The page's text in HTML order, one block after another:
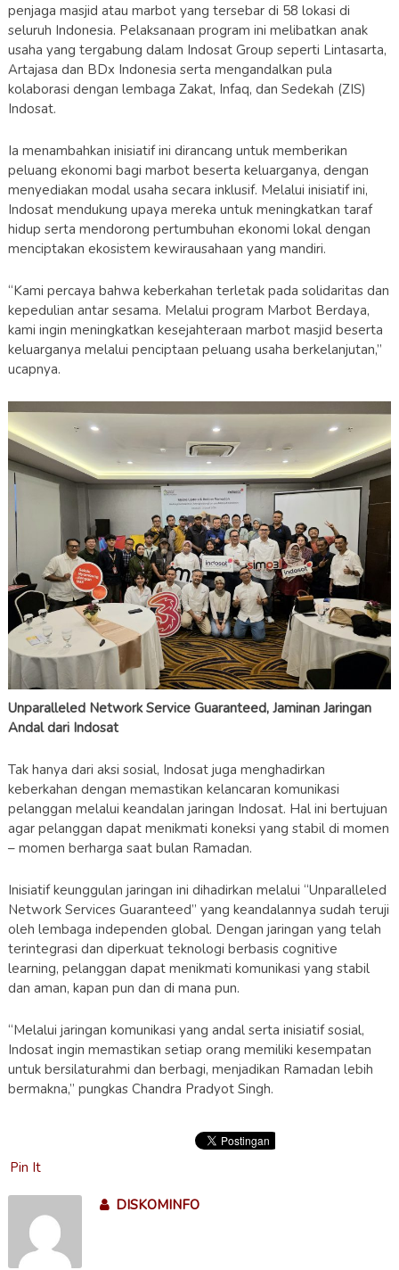
penjaga masjid atau marbot yang tersebar di 58 lokasi di
seluruh Indonesia. Pelaksanaan program ini melibatkan anak
usaha yang tergabung dalam Indosat Group seperti Lintasarta,
Artajasa dan BDx Indonesia serta mengandalkan pula
kolaborasi dengan lembaga Zakat, Infaq, dan Sedekah (ZIS)
Indosat.
Ia menambahkan inisiatif ini dirancang untuk memberikan
peluang ekonomi bagi marbot beserta keluarganya, dengan
menyediakan modal usaha secara inklusif. Melalui inisiatif ini,
Indosat mendukung upaya mereka untuk meningkatkan taraf
hidup serta mendorong pertumbuhan ekonomi lokal dengan
menciptakan ekosistem kewirausahaan yang mandiri.
“Kami percaya bahwa keberkahan terletak pada solidaritas dan
kepedulian antar sesama. Melalui program Marbot Berdaya,
kami ingin meningkatkan kesejahteraan marbot masjid beserta
keluarganya melalui penciptaan peluang usaha berkelanjutan,”
ucapnya.
Unparalleled Network Service Guaranteed, Jaminan Jaringan
Andal dari Indosat
Tak hanya dari aksi sosial, Indosat juga menghadirkan
keberkahan dengan memastikan kelancaran komunikasi
pelanggan melalui keandalan jaringan Indosat. Hal ini bertujuan
agar pelanggan dapat menikmati koneksi yang stabil di momen
– momen berharga saat bulan Ramadan.
Inisiatif keunggulan jaringan ini dihadirkan melalui “Unparalleled
Network Services Guaranteed” yang keandalannya sudah teruji
oleh lembaga independen global. Dengan jaringan yang telah
terintegrasi dan diperkuat teknologi berbasis cognitive
learning, pelanggan dapat menikmati komunikasi yang stabil
dan aman, kapan pun dan di mana pun.
“Melalui jaringan komunikasi yang andal serta inisiatif sosial,
Indosat ingin memastikan setiap orang memiliki kesempatan
untuk bersilaturahmi dan berbagi, menjadikan Ramadan lebih
bermakna,” pungkas Chandra Pradyot Singh.
Pin It
DISKOMINFO